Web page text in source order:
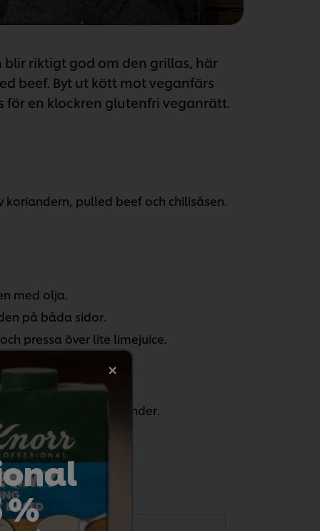
riktigt god om den grillas, här
beef. Byt ut kött mot veganfärs
för en klockren glutenfri veganrätt.
koriandern, pulled beef och chilisåsen.
med olja.
på båda sidor.
pressa över lite limejuice.
och toppa med Koriander.